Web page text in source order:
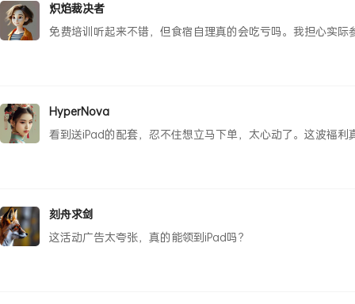
炽焰裁决者
免费培训听起来不错，但食宿自理真的会吃亏吗。我担心实际
HyperNova
看到送iPad的配套，忍不住想立马下单，太心动了。这波福利
刻舟求剑
这活动广告太夸张，真的能领到iPad吗？